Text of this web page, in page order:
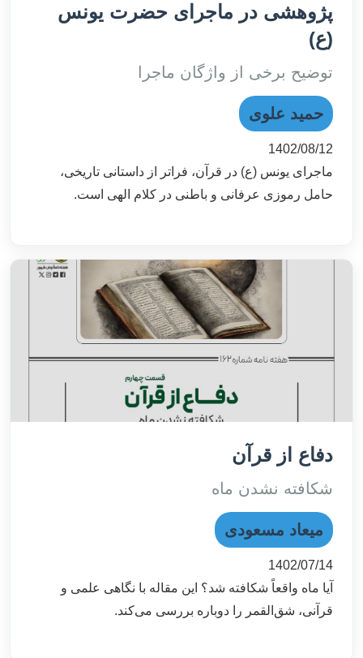
پژوهشی در ماجرای حضرت یونس
(ع)
توضیح برخی از واژگان ماجرا
حمید علوی
1402/08/12
ماجرای یونس (ع) در قرآن، فراتر از داستانی تاریخی،
حامل رموزی عرفانی و باطنی در کلام الهی است.
دفاع از قرآن
شکافته نشدن ماه
میعاد مسعودی
1402/07/14
آیا ماه واقعاً شکافته شد؟ این مقاله با نگاهی علمی و
قرآنی، شق‌القمر را دوباره بررسی می‌کند.